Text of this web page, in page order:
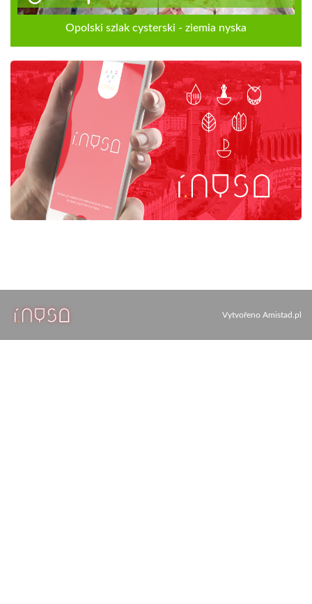
Opolski szlak cysterski - ziemia nyska
Vytvořeno Amistad.pl